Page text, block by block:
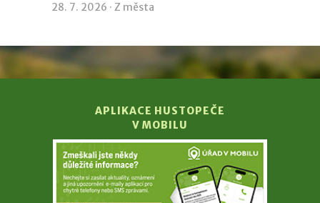
28. 7. 2026 · Z města
APLIKACE HUSTOPEČE
V MOBILU